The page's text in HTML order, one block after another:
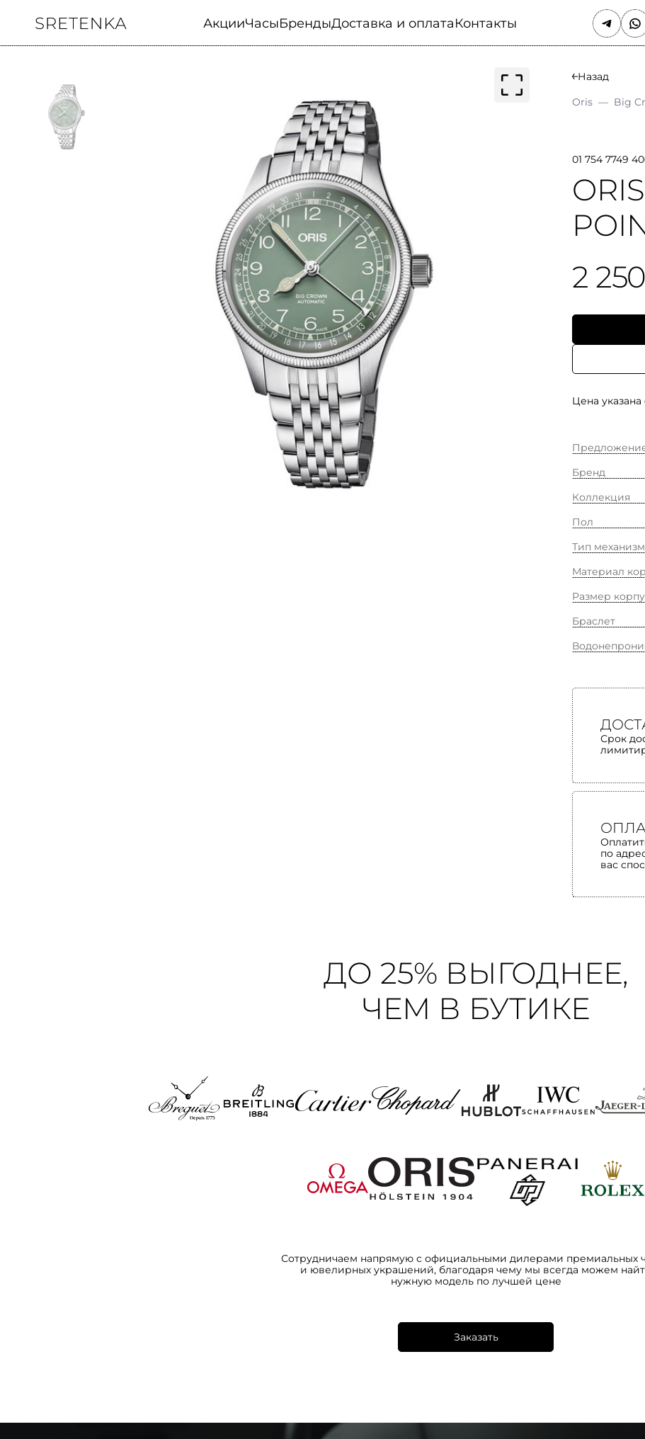
АкцииЧасыБрендыДоставка и оплатаКонтакты
Назад
Oris — Big
01 754 7749
2
Цена
Бренд
Коллекция
Пол
Тип
Материал
Размер
Браслет
Срок
по
вас
ДО 25% ВЫГОДНЕЕ,
ЧЕМ В БУТИКЕ
Сотрудничаем напрямую с официальными дилерами премиальных
и ювелирных украшений, благодаря чему мы всегда можем
нужную модель по лучшей цене
Заказать